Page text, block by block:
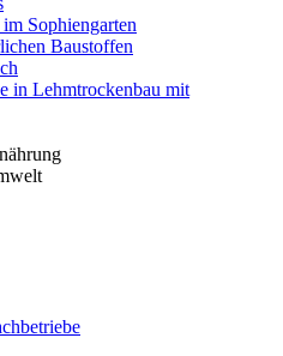
Sophiengarten
Baustoffen
in Lehmtrockenbau mit